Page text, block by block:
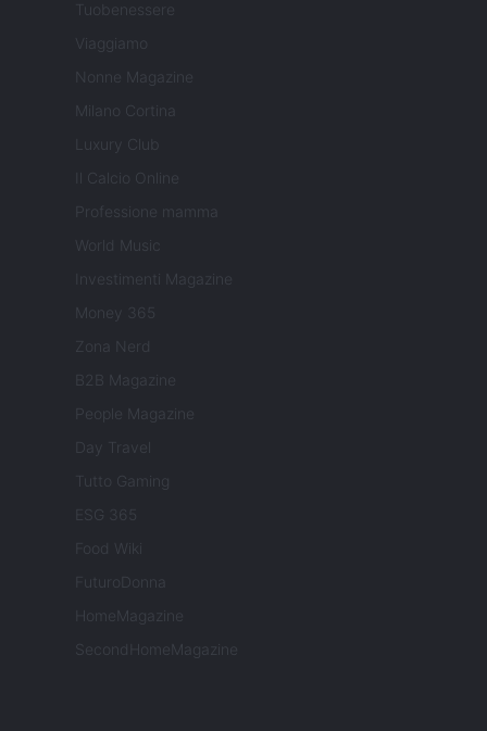
Tuobenessere
Viaggiamo
Nonne Magazine
Milano Cortina
Luxury Club
Il Calcio Online
Professione mamma
World Music
Investimenti Magazine
Money 365
Zona Nerd
B2B Magazine
People Magazine
Day Travel
Tutto Gaming
ESG 365
Food Wiki
FuturoDonna
HomeMagazine
SecondHomeMagazine